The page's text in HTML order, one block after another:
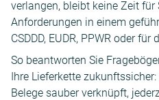
verlangen, bleibt keine Zeit
Anforderungen in einem
CSDDD, EUDR, PPWR oder für
So beantworten Sie
Ihre Lieferkette
Belege sauber verknüpft,